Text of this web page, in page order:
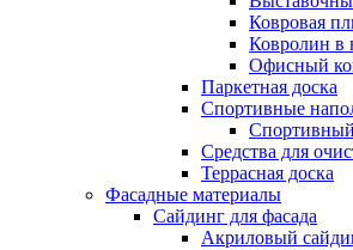
Ковровая
Ковролин в
Офисный
Паркетная доска
Спортивные
Средства для
Террасная доска
Фасадные материалы
Сайдинг для фасада
Акриловый